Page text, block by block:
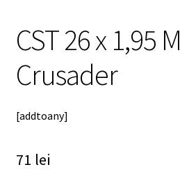
CST 26 x 1,95
Crusader
[addtoany]
71 lei